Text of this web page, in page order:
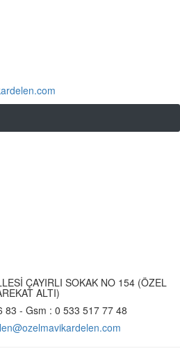
ÇAYIRLI SOKAK NO 154 (ÖZEL
ALTI)
83 - Gsm : 0 533 517 77 48